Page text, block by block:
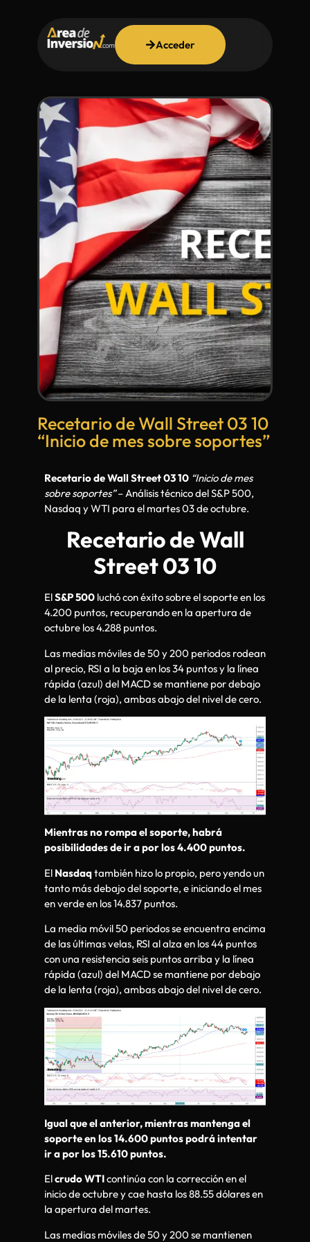
Acceder
Recetario de Wall Street 03 10
“Inicio de mes sobre soportes”
Recetario de Wall Street 03 10 “Inicio de mes
sobre soportes”– Análisis técnico del S&P 500,
Nasdaq y WTI para el martes 03 de octubre.
Recetario de Wall
Street 03 10
ElS&P 500 luchó con éxito sobre el soporte en los
4.200 puntos, recuperando en la apertura de
octubre los 4.288 puntos.
Las medias móviles de 50 y 200 periodos rodean
al precio, RSI a la baja en los 34 puntos y la línea
rápida (azul) del MACD se mantiene por debajo
de la lenta (roja), ambas abajo del nivel de cero.
Mientras no rompa el soporte, habrá
posibilidades de ir a por los 4.400 puntos.
El Nasdaqtambién hizo lo propio, pero yendo un
tanto más debajo del soporte, e iniciando el mes
en verde en los 14.837 puntos.
La media móvil 50 periodos se encuentra encima
de las últimas velas, RSI al alza en los 44 puntos
con una resistencia seis puntos arriba y la línea
rápida (azul) del MACD se mantiene por debajo
de la lenta (roja), ambas abajo del nivel de cero.
Igual que el anterior, mientras mantenga el
soporte en los 14.600 puntos podrá intentar
ir a por los 15.610 puntos.
Elcrudo WTIcontinúa con la corrección en el
inicio de octubre y cae hasta los 88.55 dólares en
la apertura del martes.
Las medias móviles de 50 y 200 se mantienen